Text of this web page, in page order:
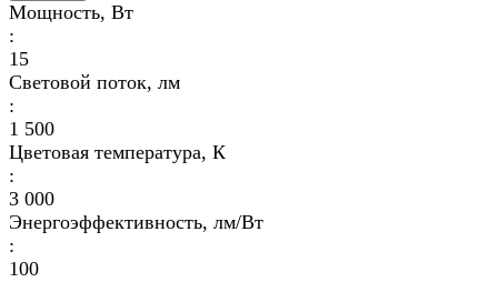
Мощность, Вт
:
15
Световой поток, лм
:
1 500
Цветовая температура, К
:
3 000
Энергоэффективность, лм/Вт
:
100